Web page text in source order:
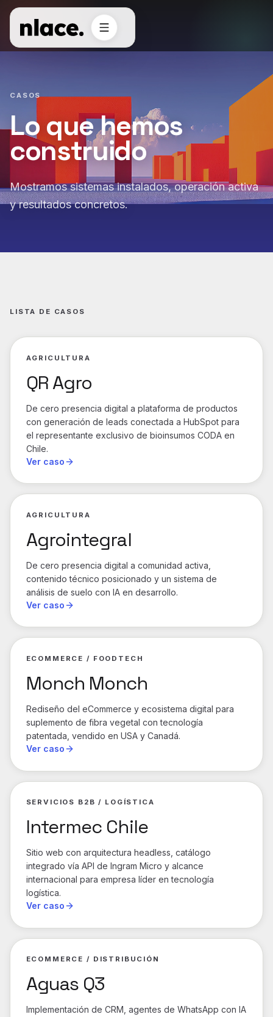
CASOS
Lo que hemos
construido
Mostramos sistemas instalados, operación activa
y resultados concretos.
LISTA DE CASOS
AGRICULTURA
QR Agro
De cero presencia digital a plataforma de productos
con generación de leads conectada a HubSpot para
el representante exclusivo de bioinsumos CODA en
Chile.
Ver caso
AGRICULTURA
Agrointegral
De cero presencia digital a comunidad activa,
contenido técnico posicionado y un sistema de
análisis de suelo con IA en desarrollo.
Ver caso
ECOMMERCE / FOODTECH
Monch Monch
Rediseño del eCommerce y ecosistema digital para
suplemento de fibra vegetal con tecnología
patentada, vendido en USA y Canadá.
Ver caso
SERVICIOS B2B / LOGÍSTICA
Intermec Chile
Sitio web con arquitectura headless, catálogo
integrado vía API de Ingram Micro y alcance
internacional para empresa líder en tecnología
logística.
Ver caso
ECOMMERCE / DISTRIBUCIÓN
Aguas Q3
Implementación de CRM, agentes de WhatsApp con IA